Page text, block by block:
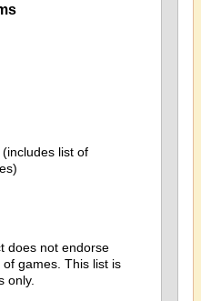
list of
does not endorse
games. This list is
only.